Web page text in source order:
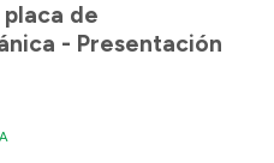
de
- Presentación